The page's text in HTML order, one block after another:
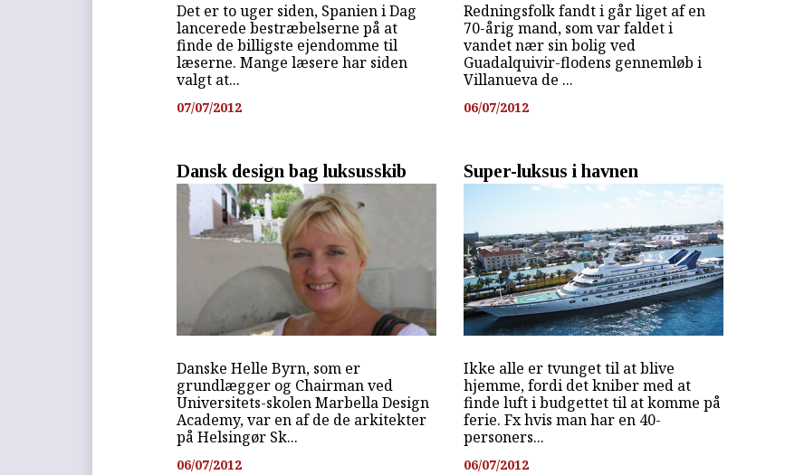
Det er to uger siden, Spanien i Dag
lancerede bestræbelserne på at
finde de billigste ejendomme til
læserne. Mange læsere har siden
valgt at...
07/07/2012
Redningsfolk fandt i går liget af en
70-årig mand, som var faldet i
vandet nær sin bolig ved
Guadalquivir-flodens gennemløb i
Villanueva de ...
06/07/2012
Dansk design bag luksusskib
Danske Helle Byrn, som er
grundlægger og Chairman ved
Universitets-skolen Marbella Design
Academy, var en af de de arkitekter
på Helsingør Sk...
06/07/2012
Super-luksus i havnen
Ikke alle er tvunget til at blive
hjemme, fordi det kniber med at
finde luft i budgettet til at komme på
ferie. Fx hvis man har en 40-
personers...
06/07/2012